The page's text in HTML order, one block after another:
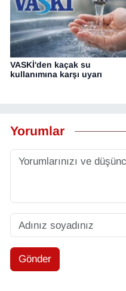
VASKİ'den kaçak su
kullanımına karşı uyarı
Yorumlar
Gönder